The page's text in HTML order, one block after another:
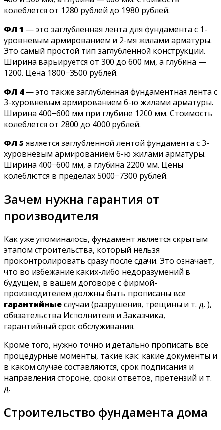
колеблется от 1280 рублей до 1980 рублей.
ФЛ 1 — это заглубленная лента для фундамента с 1-
уровневым армированием и 2-мя жилами арматуры.
Это самый простой тип заглубленной конструкции.
Ширина варьируется от 300 до 600 мм, а глубина —
1200. Цена 1800−3500 рублей.
ФЛ 4— это также заглубленная фундаментная лента с
3-хуровневым армированием 6-ю жилами арматуры.
Ширина 400−600 мм при глубине 1200 мм. Стоимость
колеблется от 2800 до 4000 рублей.
ФЛ 5 является заглубленной лентой фундамента с 3-
хуровневым армированием 6-ю жилами арматуры.
Ширина 400−600 мм, а глубина 2200 мм. Цены
колеблются в пределах 5000−7300 рублей.
Зачем нужна гарантия от
производителя
Как уже упоминалось, фундамент является скрытым
этапом строительства, который нельзя
проконтролировать сразу после сдачи. Это означает,
что во избежание каких-либо недоразумений в
будущем, в вашем договоре с фирмой-
производителем должны быть прописаны все
гарантийныеслучаи (разрушения, трещины и т. д. ),
обязательства Исполнителя и Заказчика,
гарантийный срок обслуживания.
Кроме того, нужно точно и детально прописать все
процедурные моменты, такие как: какие документы и
в каком случае составляются, срок подписания и
направления стороне, сроки ответов, претензий и т.
д.
Строительство фундамента дома